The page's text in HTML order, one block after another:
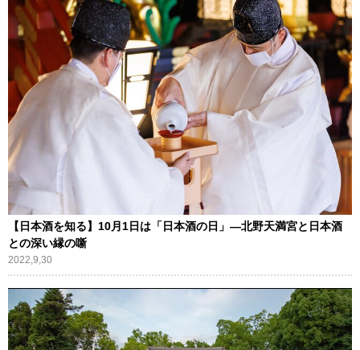
【日本酒を知る】10月1日は「日本酒の日」―北野天満宮と日本酒
との深い縁の噺
2022,9,30